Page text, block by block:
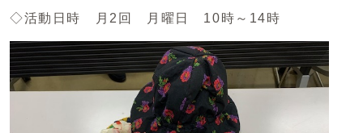
◇活動日時 月2回 月曜日 10時～14時